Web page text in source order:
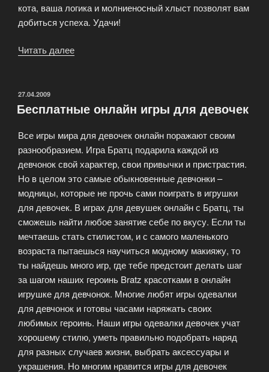
кота, ваша логика и молниеносный хлыст позволят вам
добиться успеха. Удачи!
Читать далее
—
Кот:
Три
в
ряд!»
ОПУБЛИКОВАНО
27.04.2009
Бесплатные онлайн игры для девочек
Все игры мира для девочек онлайн поражают своим
разнообразием. Игра Братц подарила каждой из
девчонок свой характер, свои привычки и пристрастия.
Но в целом это самые обыкновенные девчонки –
модницы, которые не прочь сами поиграть в игрушки
для девочек. В играх для девушек онлайн с Братц, ты
сможешь найти любое занятие себе по вкусу. Если ты
мечтаешь стать стилистом, и с самого маленького
возраста пытаешься научиться модному макияжу, то
ты найдешь много игр, где тебе предстоит делать шаг
за шагом наших героинь Bratz красотками в онлайн
игрушке для девчонок. Многие любят игры одевалки
для девчонок и готовы часами наряжать своих
любимых героинь. Наши игры одевалки девочек учат
хорошему стилю, уметь правильно подобрать наряд
для разных случаев жизни, выбрать аксессуары и
украшения. Но многим нравится игры для девочек